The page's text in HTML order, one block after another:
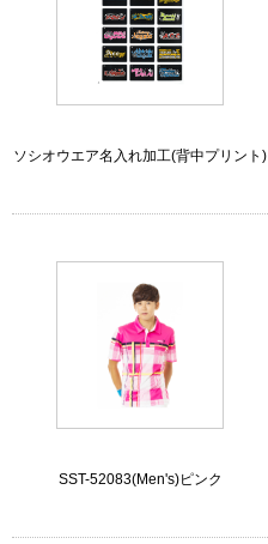
ソシオウエア名入れ加工(背中プリント)
SST-52083(Men's)ピンク